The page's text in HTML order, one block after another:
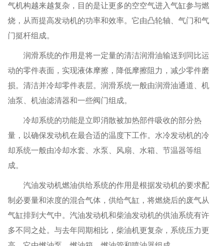
气机构越来越复杂，目的是让更多的空空气进入气缸参与燃
烧，从而提高发动机的功率和效率。它由凸轮轴、气门和气
门挺杆组成。
润滑系统的作用是将一定量的清洁润滑油输送到同比运
动的零件表面，实现液体摩擦，降低摩擦阻力，减少零件磨
损。清洁并冷却零件表层。润滑系统一般由润滑油通道、机
油泵、机油滤清器和一些阀门组成。
冷却系统的功能是立即消散被加热部件吸收的部分热
量，以确保发动机在最合适的温度下工作。水冷发动机的冷
却系统一般由冷却水套、水泵、风扇、水箱、节温器等组
成。
汽油发动机燃油供给系统的作用是根据发动机的要求配
制必要量和浓度的混合气体，供给气缸，将燃烧后的废气从
气缸排到大气中。汽油发动机和柴油发动机的供油系统有许
多不同之处。与去年同期相比，柴油机更复杂，系统压力更